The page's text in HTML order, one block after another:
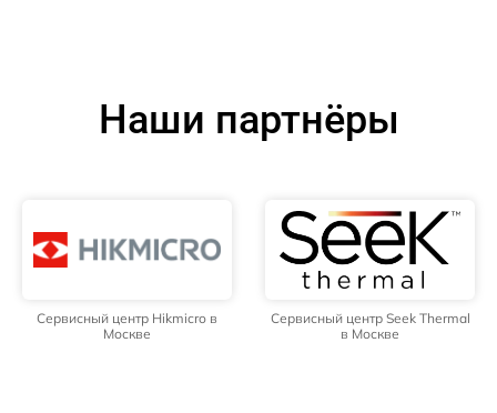
Наши партнёры
Сервисный центр Hikmicro в
Москве
Сервисный центр Seek Thermal
в Москве